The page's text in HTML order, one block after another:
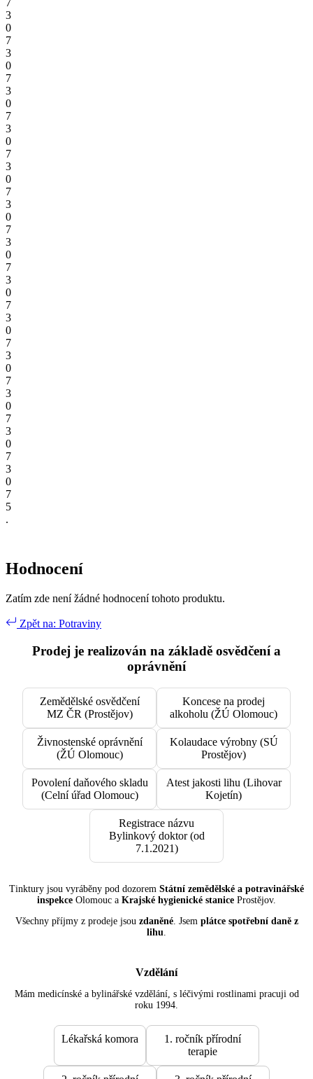
7
3
0
7
3
0
7
3
0
7
3
0
7
3
0
7
3
0
7
3
0
7
3
0
7
3
0
7
3
0
7
3
0
7
3
0
7
3
0
7
5
.
Hodnocení
Zatím zde není žádné hodnocení tohoto produktu.
Zpět na: Potraviny
Prodej je realizován na základě osvědčení a
oprávnění
Zemědělské osvědčení
MZ ČR (Prostějov)
Koncese na prodej
alkoholu (ŽÚ Olomouc)
Živnostenské oprávnění
(ŽÚ Olomouc)
Kolaudace výrobny (SÚ
Prostějov)
Povolení daňového skladu
(Celní úřad Olomouc)
Atest jakosti lihu (Lihovar
Kojetín)
Registrace názvu
Bylinkový doktor (od
7.1.2021)
Tinktury jsou vyráběny pod dozorem Státní zemědělské a potravinářské
inspekce Olomouc a Krajské hygienické stanice Prostějov.
Všechny příjmy z prodeje jsou zdaněné. Jsem plátce spotřební daně z
lihu
Vzdělání
Mám medicínské a bylinářské vzdělání, s léčivými rostlinami pracuji od
roku 1994.
Lékařská komora
1. ročník přírodní
terapie